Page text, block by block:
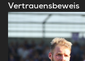
Vertrauensbeweis